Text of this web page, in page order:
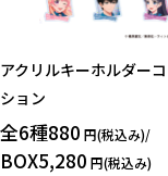
アクリルキーホルダー
ション
全6種880 円(税込み)/
BOX5,280 円(税込み)